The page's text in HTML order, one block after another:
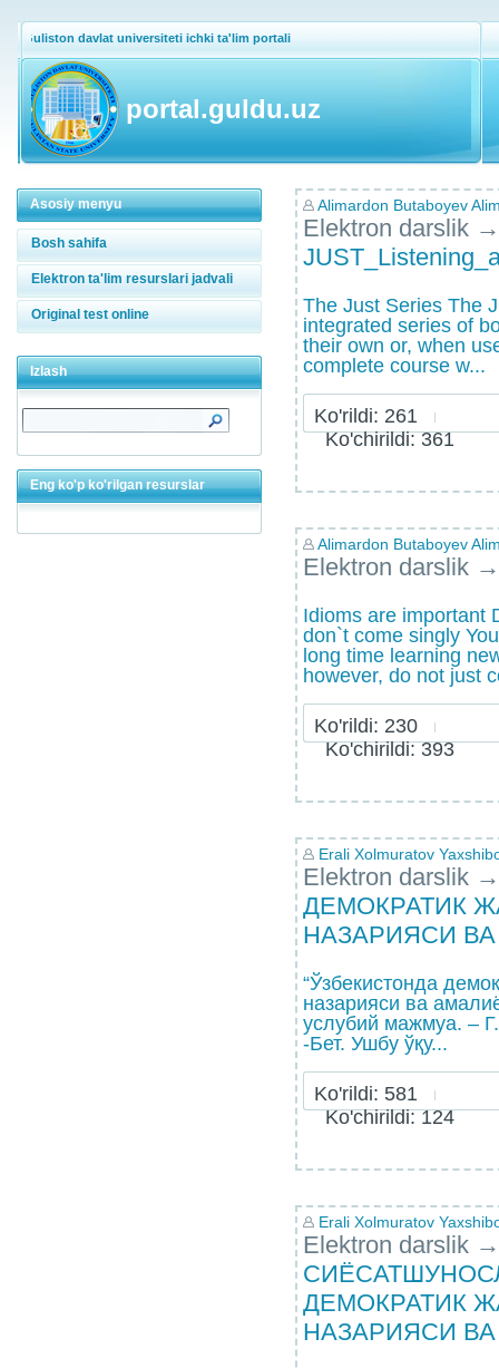
Guliston davlat universiteti ichki ta'lim portali
portal.guldu.uz
Asosiy menyu
Bosh sahifa
Elektron ta'lim resurslari jadvali
Original test online
Izlash
Eng ko'p ko'rilgan resurslar
Alimardon Butaboyev
Elektron darslik →
The Just Series The
integrated series of
their own or, when
complete course w...
Ko'rildi: 261
Ko'chirildi: 361
Alimardon Butaboyev
Elektron darslik →
Idioms are important
don`t come singly
long time learning
however, do not just
Ko'rildi: 230
Ko'chirildi: 393
Erali Xolmuratov
Elektron darslik →
ДЕМОКРАТИК
НАЗАРИЯСИ
“Ўзбекистонда
назарияси ва
услубий мажмуа. –
-Бет. Ушбу ўқу...
Ko'rildi: 581
Ko'chirildi: 124
Erali Xolmuratov
Elektron darslik →
ДЕМОКРАТИК
НАЗАРИЯСИ